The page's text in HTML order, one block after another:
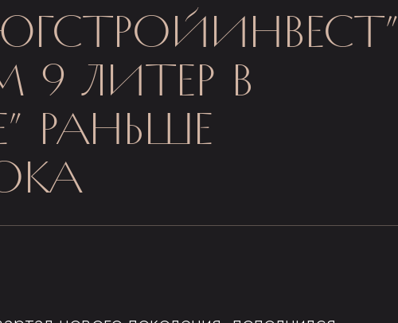
ЛИТЕР В
РАНЬШЕ